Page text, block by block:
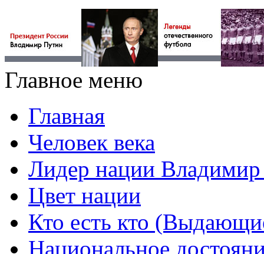
Главное меню
Главная
Человек века
Лидер нации
Цвет нации
Кто есть кто
Национальное